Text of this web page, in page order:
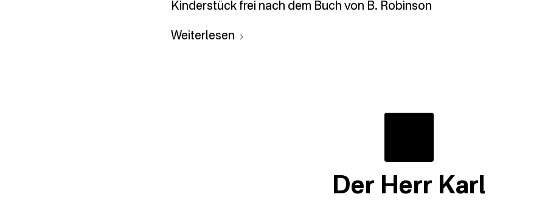
Kinderstück frei nach dem Buch von B. Robinson
Weiterlesen
Der Herr Karl